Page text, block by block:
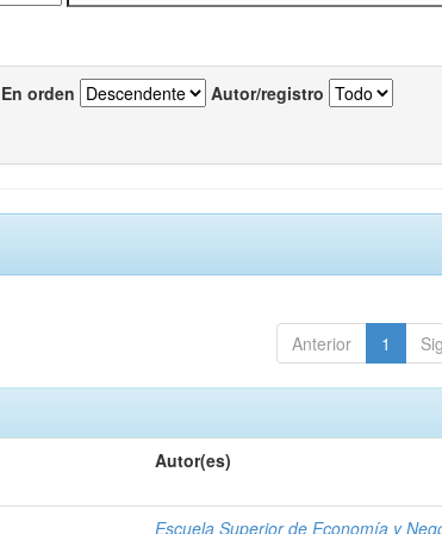
En orden Autor/registro
Anterior 1
Autor(es)
Escuela Superior de Economía y